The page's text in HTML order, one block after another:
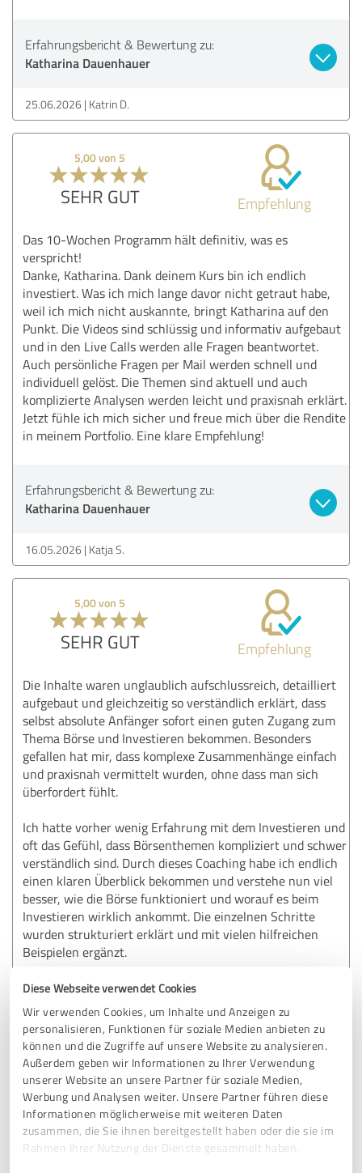
Diese Webseite verwendet Cookies
Wir verwenden Cookies, um Inhalte und Anzeigen zu
personalisieren, Funktionen für soziale Medien anbieten zu
können und die Zugriffe auf unsere Website zu analysieren.
Außerdem geben wir Informationen zu Ihrer Verwendung
unserer Website an unsere Partner für soziale Medien,
Werbung und Analysen weiter. Unsere Partner führen diese
Informationen möglicherweise mit weiteren Daten
zusammen, die Sie ihnen bereitgestellt haben oder die sie im
Rahmen Ihrer Nutzung der Dienste gesammelt haben.
Erfahrungsbericht & Bewertung zu:
Katharina Dauenhauer
25.06.2026 Katrin D.
5,00 von 5
SEHR GUT Empfehlung
Das 10-Wochen Programm hält definitiv, was es
verspricht!
Danke, Katharina. Dank deinem Kurs bin ich endlich
investiert. Was ich mich lange davor nicht getraut habe,
weil ich mich nicht auskannte, bringt Katharina auf den
Punkt. Die Videos sind schlüssig und informativ aufgebaut
und in den Live Calls werden alle Fragen beantwortet.
Auch persönliche Fragen per Mail werden schnell und
individuell gelöst. Die Themen sind aktuell und auch
komplizierte Analysen werden leicht und praxisnah erklärt.
Jetzt fühle ich mich sicher und freue mich über die Rendite
in meinem Portfolio. Eine klare Empfehlung!
Erfahrungsbericht & Bewertung zu:
Katharina Dauenhauer
16.05.2026 Katja S.
5,00 von 5
SEHR GUT Empfehlung
Die Inhalte waren unglaublich aufschlussreich, detailliert
aufgebaut und gleichzeitig so verständlich erklärt, dass
selbst absolute Anfänger sofort einen guten Zugang zum
Thema Börse und Investieren bekommen. Besonders
gefallen hat mir, dass komplexe Zusammenhänge einfach
und praxisnah vermittelt wurden, ohne dass man sich
überfordert fühlt.
Ich hatte vorher wenig Erfahrung mit dem Investieren und
oft das Gefühl, dass Börsenthemen kompliziert und schwer
verständlich sind. Durch dieses Coaching habe ich endlich
einen klaren Überblick bekommen und verstehe nun viel
besser, wie die Börse funktioniert und worauf es beim
Investieren wirklich ankommt. Die einzelnen Schritte
wurden strukturiert erklärt und mit vielen hilfreichen
Beispielen ergänzt.
Man merkt sofort, wie viel Wissen, Erfahrung und
Leidenschaft hinter diesem Coaching steckt. Für mich war
es nicht nur lehrreich, sondern auch motivierend, endlich
selbst aktiv zu werden und das Thema Finanzen mit mehr
Sicherheit anzugehen. Ich kann dieses Coaching jedem
empfehlen, der einen verständlichen, professionellen und
praxisnahen Einstieg in die Welt der Börse sucht.
Erfahrungsbericht & Bewertung zu: